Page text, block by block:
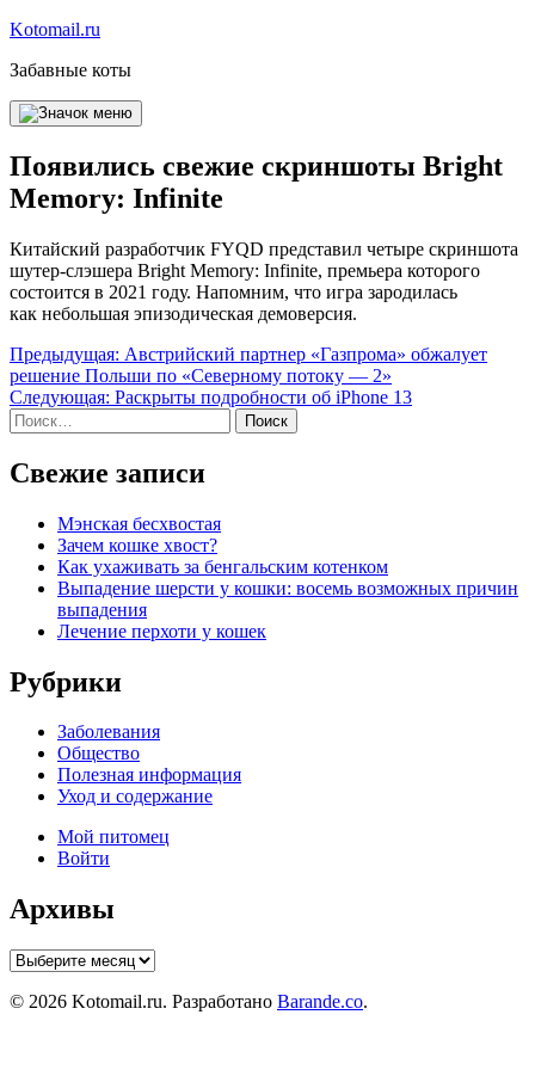
Перейти
содержимому
Kotomail.ru
Забавные коты
Появились свежие скриншоты Bright
Memory: Infinite
Китайский разработчик FYQD представил четыре скриншота
шутер-слэшера Bright Memory: Infinite, премьера которого
состоится в 2021 году. Напомним, что игра зародилась
как небольшая эпизодическая демоверсия.
Навигация
по
записям
Предыдущая: Австрийский партнер «Газпрома» обжалует
решение Польши по «Северному потоку — 2»
Следующая: Раскрыты подробности об iPhone 13
Найти:
Свежие записи
Мэнская бесхвостая
Зачем кошке хвост?
Как ухаживать за бенгальским котенком
Выпадение шерсти у кошки: восемь возможных причин
выпадения
Лечение перхоти у кошек
Рубрики
Заболевания
Общество
Полезная информация
Уход и содержание
Мой питомец
Войти
Архивы
Архивы
© 2026 Kotomail.ru. Разработано Barande.co.